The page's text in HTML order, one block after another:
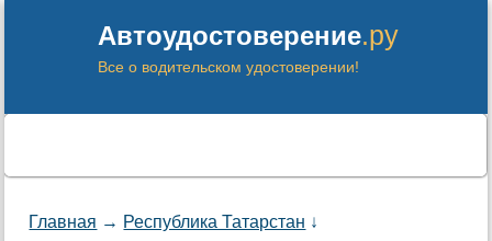
Автоудостоверение.ру
Все о водительском удостоверении!
Главная → Республика Татарстан ↓